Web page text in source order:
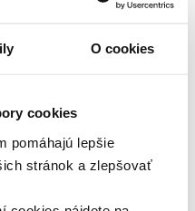
O cookies
cookies
pomáhajú lepšie
stránok a zlepšovať
pred